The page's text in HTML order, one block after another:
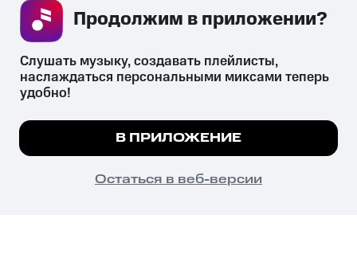
СКАЧАТЬ ПРИЛОЖЕНИЕ
психотропных веществ, их аналогов причиняет вред здоровью,
их незаконный оборот запрещён и влечёт установленную
законодательством ответственность.
© 2026 ООО «КИОН».
Все права защищены
Мы используем куки, чтобы на сайте все
Подробнее
ПОНЯТНО
Слушать музыку, создавать плейлисты,
наслаждаться персональными миксами теперь
удобно!
В ПРИЛОЖЕНИЕ
Остаться в веб-версии